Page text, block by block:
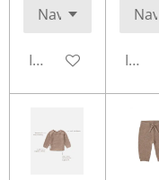
In winkelwagenIn